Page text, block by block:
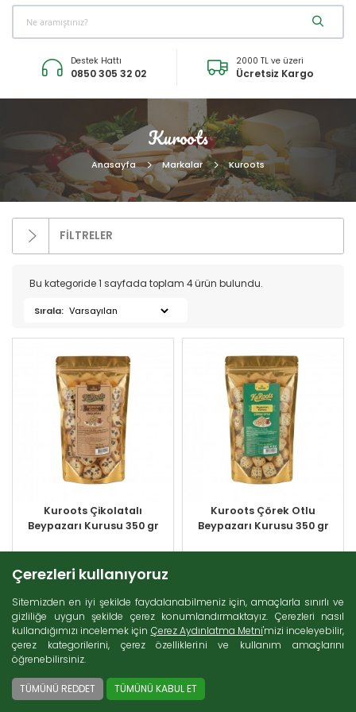
Destek Hattı
0850 305 32 02
2000 TL ve üzeri
Ücretsiz Kargo
Kuroots
Anasayfa Markalar Kuroots
FİLTRELER
Kategoriler
Süt Ürünleri (271)
Zeytin (69)
Gurme Ürünler (107)
Tatlı Lezzetler (230)
Et Ürünleri (74)
Kuru Gıdalar (229)
Konserveler (86)
Arama
Fiyat Aralığı
Bu kategoride 1 sayfada toplam 4 ürün bulundu.
Sırala:
Kuroots Çikolatalı
Beypazarı Kurusu 350 gr
155,25 TL
EKLE
Kuroots Çörek Otlu
Beypazarı Kurusu 350 gr
EKLE
Çerezleri kullanıyoruz
Sitemizden en iyi şekilde faydalanabilmeniz için, amaçlarla sınırlı ve
gizliliğe uygun şekilde çerez konumlandırmaktayız. Çerezleri nasıl
kullandığımızı incelemek için Çerez Aydınlatma Metni'mizi inceleyebilir,
çerez kategorilerini, çerez özelliklerini ve kullanım amaçlarını
öğrenebilirsiniz.
TÜMÜNÜ REDDET TÜMÜNÜ KABUL ET